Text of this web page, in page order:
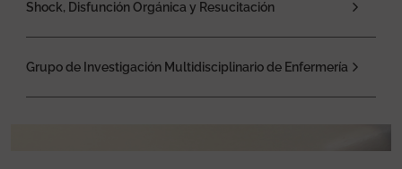
Shock, Disfunción Orgánica y Resucitación
Grupo de Investigación Multidisciplinario de Enfermería